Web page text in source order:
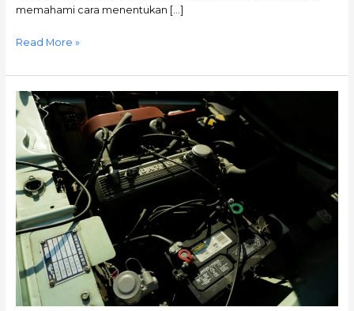
memahami cara menentukan […]
Read More »
7
Parameter
Kabel
Otomotif
untuk
Kendaraan
Listrik
dan
Hybrid